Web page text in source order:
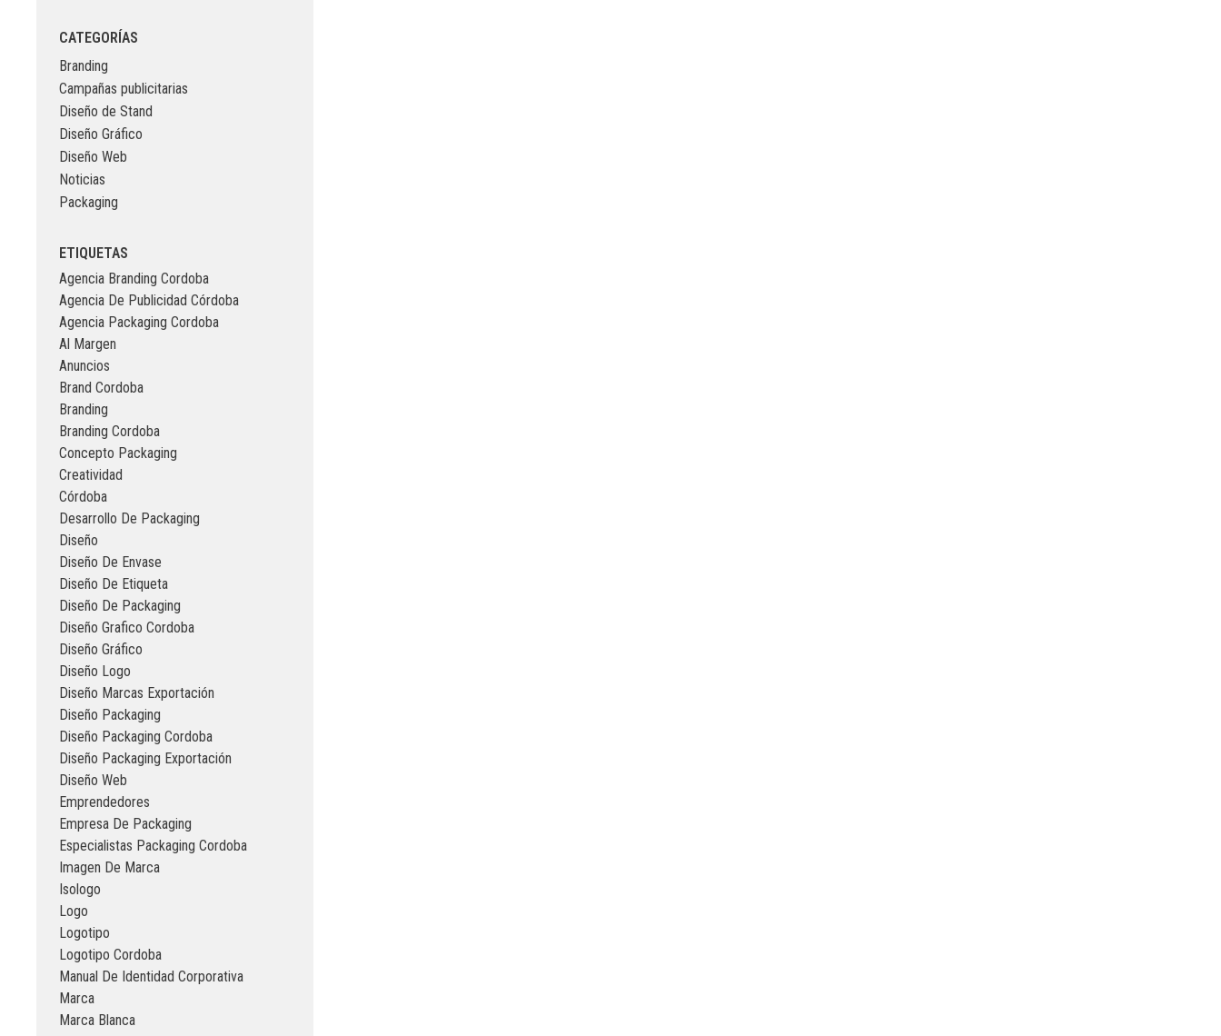
CATEGORÍAS
Branding
Campañas publicitarias
Diseño de Stand
Diseño Gráfico
Diseño Web
Noticias
Packaging
ETIQUETAS
Agencia Branding Cordoba
Agencia De Publicidad Córdoba
Agencia Packaging Cordoba
Al Margen
Anuncios
Brand Cordoba
Branding
Branding Cordoba
Concepto Packaging
Creatividad
Córdoba
Desarrollo De Packaging
Diseño
Diseño De Envase
Diseño De Etiqueta
Diseño De Packaging
Diseño Grafico Cordoba
Diseño Gráfico
Diseño Logo
Diseño Marcas Exportación
Diseño Packaging
Diseño Packaging Cordoba
Diseño Packaging Exportación
Diseño Web
Emprendedores
Empresa De Packaging
Especialistas Packaging Cordoba
Imagen De Marca
Isologo
Logo
Logotipo
Logotipo Cordoba
Manual De Identidad Corporativa
Marca
Marca Blanca